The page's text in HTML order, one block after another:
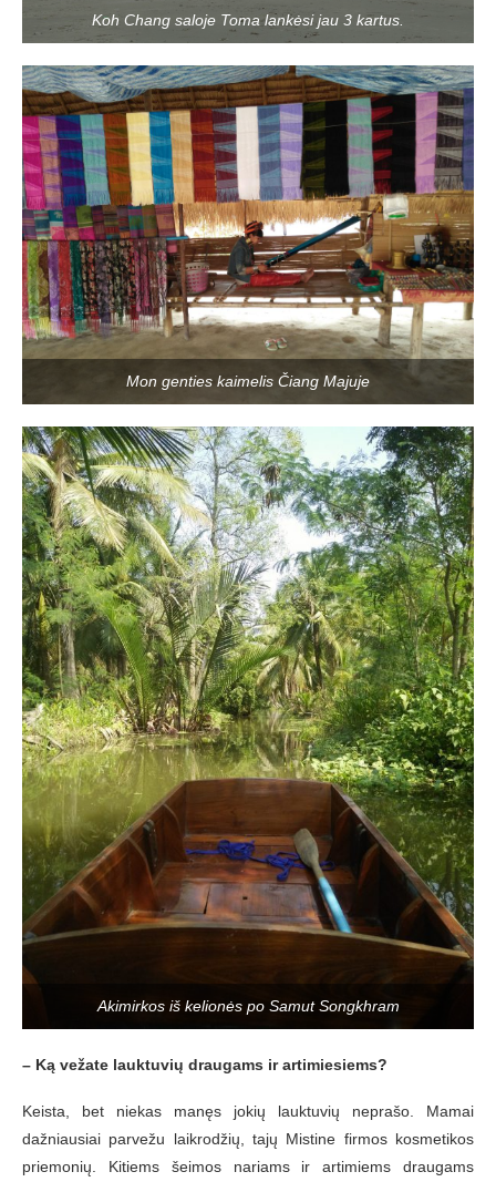
Koh Chang saloje Toma lankėsi jau 3 kartus.
Mon genties kaimelis Čiang Majuje
Akimirkos iš kelionės po Samut Songkhram
– Ką vežate lauktuvių draugams ir artimiesiems?
Keista, bet niekas manęs jokių lauktuvių neprašo. Mamai
dažniausiai parvežu laikrodžių, tajų Mistine firmos kosmetikos
priemonių. Kitiems šeimos nariams ir artimiems draugams